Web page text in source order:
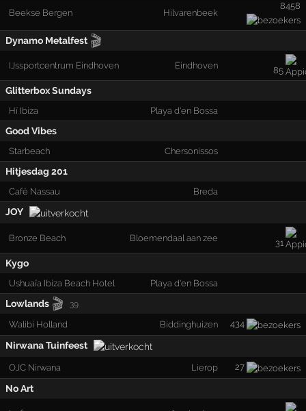
Beekse Bergen Hilvarenbeek
8458
Dynamo Metalfest 🎬
IJssportcentrum Eindhoven Eindhoven 85
Glitterbox Sundays
Hï Ibiza Playa d'en Bossa
Good Vibes
Starbeach Chersonissos
Hitjesdag 201
Café Nassau Breda
JOY
Bronze Beach Bloemendaal aan zee 31
Kygo
Ushuaïa Ibiza Beach Hotel Playa d'en Bossa
Lowlands 🎬 39
Walibi Holland Biddinghuizen 434
Nirwana Tuinfeest
OJC Nirwana Lierop 27
No Art